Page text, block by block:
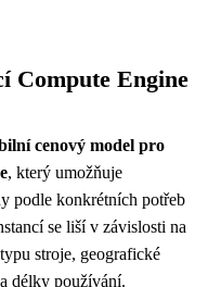
Compute Engine
cenový model pro
, který umožňuje
podle konkrétních potřeb
se liší v závislosti na
stroje, geografické
délky používání.